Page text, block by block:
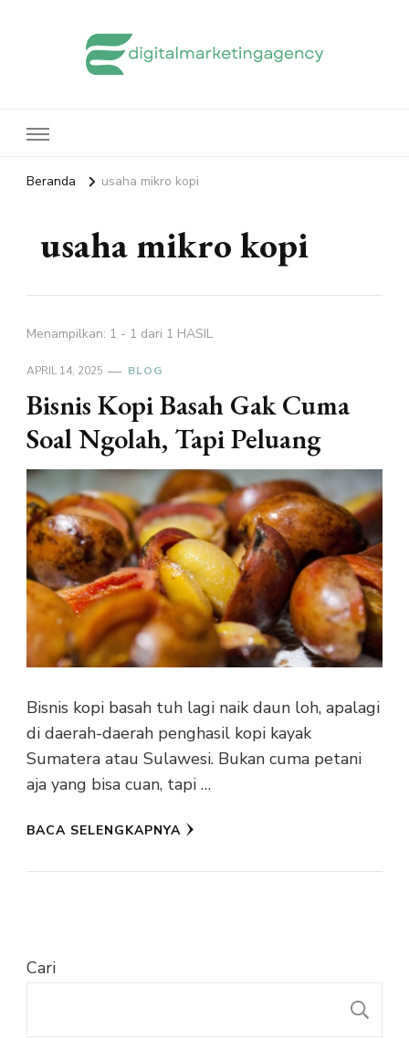
Beranda usaha mikro kopi
usaha mikro kopi
Menampilkan: 1 - 1 dari 1 HASIL
APRIL 14, 2025 BLOG
Bisnis Kopi Basah Gak Cuma
Soal Ngolah, Tapi Peluang
Bisnis kopi basah tuh lagi naik daun loh, apalagi
di daerah-daerah penghasil kopi kayak
Sumatera atau Sulawesi. Bukan cuma petani
aja yang bisa cuan, tapi …
BACA SELENGKAPNYA
Cari